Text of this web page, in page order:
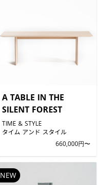
A TABLE IN THE
SILENT FOREST
TIME & STYLE
タイム アンド スタイル
660,000円〜
NEW